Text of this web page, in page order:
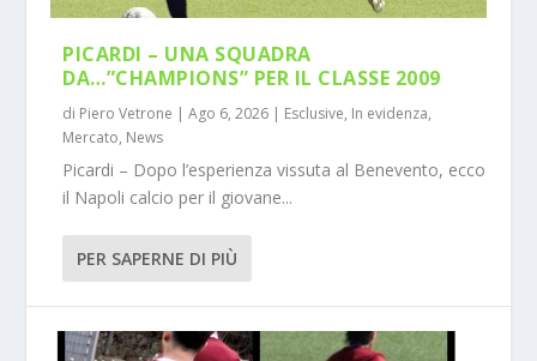
PICARDI – UNA SQUADRA
DA…”CHAMPIONS” PER IL CLASSE 2009
di Piero Vetrone |Ago 6, 2026 | Esclusive, In evidenza,
Mercato, News
Picardi – Dopo l’esperienza vissuta al Benevento, ecco
il Napoli calcio per il giovane...
PER SAPERNE DI PIÙ